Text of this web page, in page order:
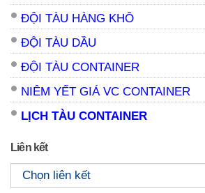
ĐỘI TÀU HÀNG KHÔ
ĐỘI TÀU DẦU
ĐỘI TÀU CONTAINER
NIÊM YẾT GIÁ VC CONTAINER
LỊCH TÀU CONTAINER
Liên kết